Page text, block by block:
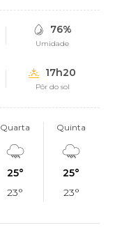
76%
Umidade
17h20
Pôr do sol
Quarta
25°
23°
Quinta
25°
23°